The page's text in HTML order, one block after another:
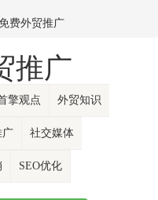
费外贸推广
推广
擎观点 外贸知识
广 社交媒体
SEO优化